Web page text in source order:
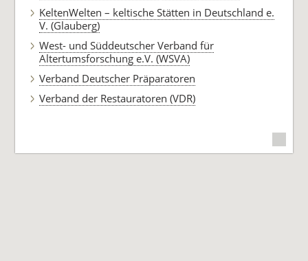
KeltenWelten – keltische Stätten in Deutschland e.
V. (Glauberg)
West- und Süddeutscher Verband für
Altertumsforschung e.V. (WSVA)
Verband Deutscher Präparatoren
Verband der Restauratoren (VDR)